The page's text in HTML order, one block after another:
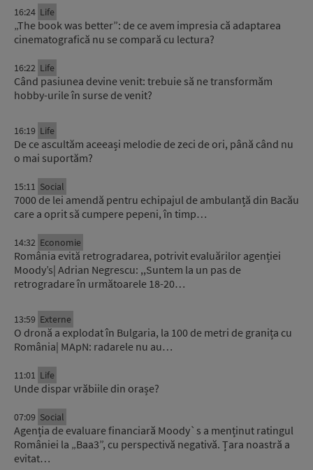
16:24 Life
„The book was better”: de ce avem impresia că adaptarea
cinematografică nu se compară cu lectura?
16:22 Life
Când pasiunea devine venit: trebuie să ne transformăm
hobby-urile în surse de venit?
16:19 Life
De ce ascultăm aceeași melodie de zeci de ori, până când nu
o mai suportăm?
15:11 Social
7000 de lei amendă pentru echipajul de ambulanță din Bacău
care a oprit să cumpere pepeni, în timp…
14:32 Economie
România evită retrogradarea, potrivit evaluărilor agenției
Moody’s| Adrian Negrescu: ,,Suntem la un pas de
retrogradare în următoarele 18-20…
13:59 Externe
O dronă a explodat în Bulgaria, la 100 de metri de granița cu
România| MApN: radarele nu au…
11:01 Life
Unde dispar vrăbiile din orașe?
07:09 Social
Agenția de evaluare financiară Moody`s a menținut ratingul
României la „Baa3”, cu perspectivă negativă. Țara noastră a
evitat…